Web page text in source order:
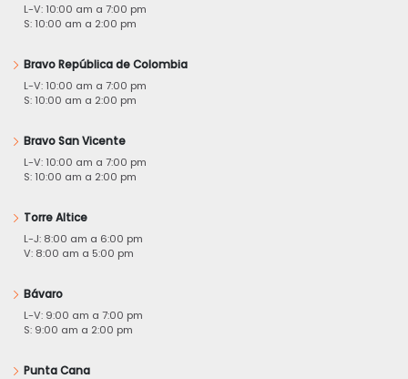
L-V: 10:00 am a 7:00 pm
S: 10:00 am a 2:00 pm
Bravo República de Colombia
L-V: 10:00 am a 7:00 pm
S: 10:00 am a 2:00 pm
Bravo San Vicente
L-V: 10:00 am a 7:00 pm
S: 10:00 am a 2:00 pm
Torre Altice
L-J: 8:00 am a 6:00 pm
V: 8:00 am a 5:00 pm
Bávaro
L-V: 9:00 am a 7:00 pm
S: 9:00 am a 2:00 pm
Punta Cana